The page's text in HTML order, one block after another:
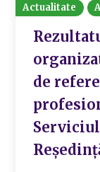
Actualitate
de
Serviciul